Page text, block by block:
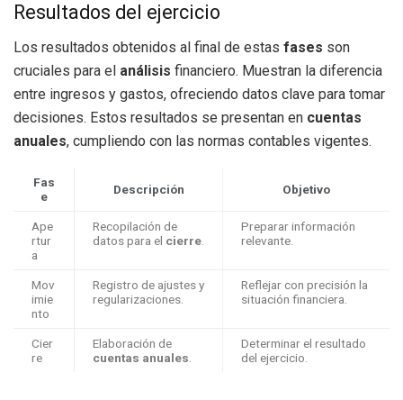
Resultados del ejercicio
Los resultados obtenidos al final de estas fases son
cruciales para el análisis financiero. Muestran la diferencia
entre ingresos y gastos, ofreciendo datos clave para tomar
decisiones. Estos resultados se presentan en cuentas
anuales, cumpliendo con las normas contables vigentes.
Fas
e
Descripción Objetivo
Ape
rtur
a
Recopilación de
datos para el cierre.
Preparar información
relevante.
Mov
imie
nto
Registro de ajustes y
regularizaciones.
Reflejar con precisión la
situación financiera.
Cier
re
Elaboración de
cuentas anuales.
Determinar el resultado
del ejercicio.